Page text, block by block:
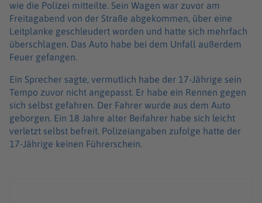
wie die Polizei mitteilte. Sein Wagen war zuvor am
Freitagabend von der Straße abgekommen, über eine
Leitplanke geschleudert worden und hatte sich mehrfach
überschlagen. Das Auto habe bei dem Unfall außerdem
Feuer gefangen.
Ein Sprecher sagte, vermutlich habe der 17-Jährige sein
Tempo zuvor nicht angepasst. Er habe ein Rennen gegen
sich selbst gefahren. Der Fahrer wurde aus dem Auto
geborgen. Ein 18 Jahre alter Beifahrer habe sich leicht
verletzt selbst befreit. Polizeiangaben zufolge hatte der
17-Jährige keinen Führerschein.